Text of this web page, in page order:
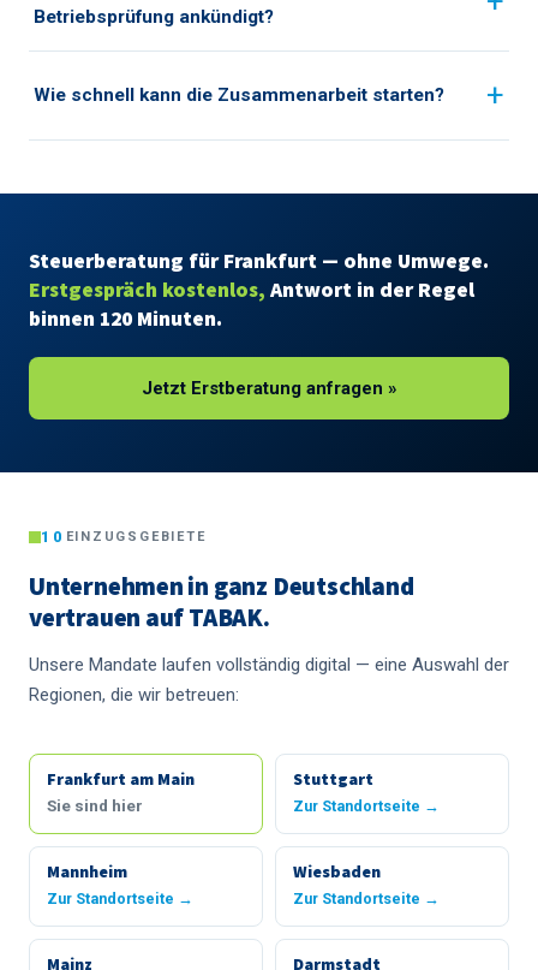
Betriebsprüfung ankündigt?
Wie schnell kann die Zusammenarbeit starten?
Steuerberatung für Frankfurt — ohne Umwege.
Erstgespräch kostenlos, Antwort in der Regel
binnen 120 Minuten.
Jetzt Erstberatung anfragen »
10 EINZUGSGEBIETE
Unternehmen in ganz Deutschland
vertrauen auf TABAK.
Unsere Mandate laufen vollständig digital — eine Auswahl der
Regionen, die wir betreuen:
Frankfurt am Main
Sie sind hier
Stuttgart
Zur Standortseite →
Mannheim
Zur Standortseite →
Wiesbaden
Zur Standortseite →
Mainz Darmstadt